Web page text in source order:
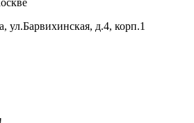
ул.Барвихинская, д.4, корп.1